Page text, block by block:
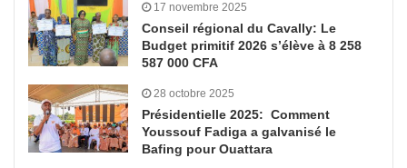
17 novembre 2025
Conseil régional du Cavally: Le
Budget primitif 2026 s’élève à 8 258
587 000 CFA
28 octobre 2025
Présidentielle 2025: Comment
Youssouf Fadiga a galvanisé le
Bafing pour Ouattara